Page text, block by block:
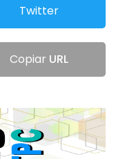
Twitter
Copiar URL